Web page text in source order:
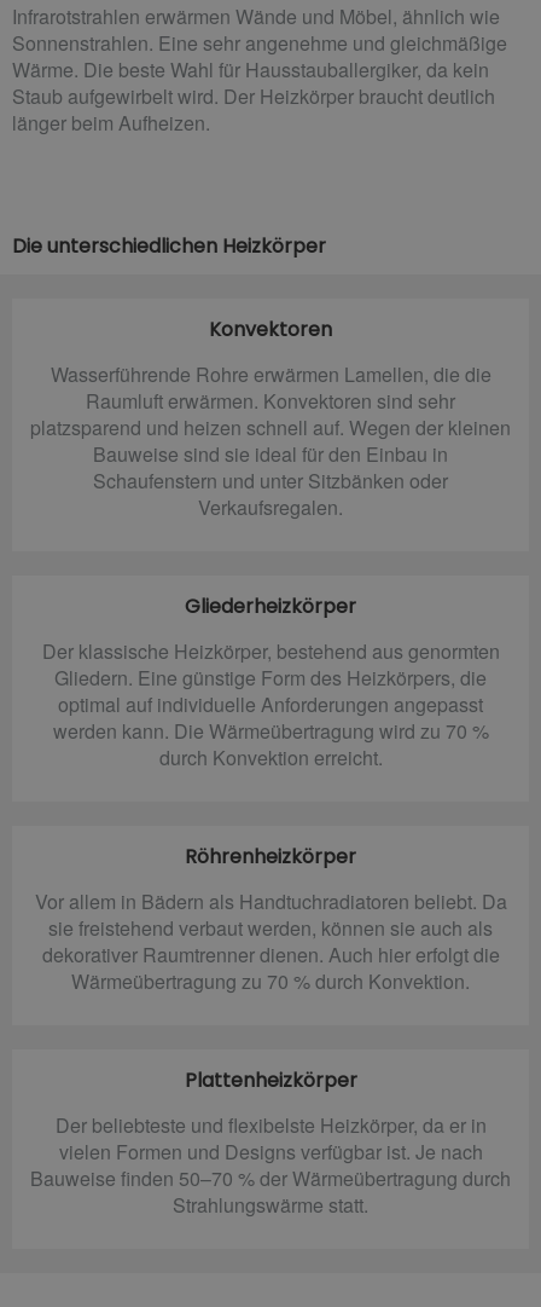
Infrarotstrahlen erwärmen Wände und Möbel, ähnlich wie
Sonnenstrahlen. Eine sehr angenehme und gleichmäßige
Wärme. Die beste Wahl für Hausstauballergiker, da kein
Staub aufgewirbelt wird. Der Heizkörper braucht deutlich
länger beim Aufheizen.
Die unterschiedlichen Heizkörper
Konvektoren
Wasserführende Rohre erwärmen Lamellen, die die
Raumluft erwärmen. Konvektoren sind sehr
platzsparend und heizen schnell auf. Wegen der kleinen
Bauweise sind sie ideal für den Einbau in
Schaufenstern und unter Sitzbänken oder
Verkaufsregalen.
Gliederheizkörper
Der klassische Heizkörper, bestehend aus genormten
Gliedern. Eine günstige Form des Heizkörpers, die
optimal auf individuelle Anforderungen angepasst
werden kann. Die Wärmeübertragung wird zu 70 %
durch Konvektion erreicht.
Röhrenheizkörper
Vor allem in Bädern als Handtuchradiatoren beliebt. Da
sie freistehend verbaut werden, können sie auch als
dekorativer Raumtrenner dienen. Auch hier erfolgt die
Wärmeübertragung zu 70 % durch Konvektion.
Plattenheizkörper
Der beliebteste und flexibelste Heizkörper, da er in
vielen Formen und Designs verfügbar ist. Je nach
Bauweise finden 50–70 % der Wärmeübertragung durch
Strahlungswärme statt.